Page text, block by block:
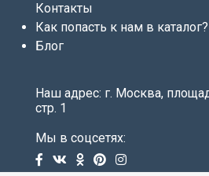
Контакты
Как попасть к нам в каталог?
Блог
Наш адрес: г. Москва,
стр. 1
Мы в соцсетях: